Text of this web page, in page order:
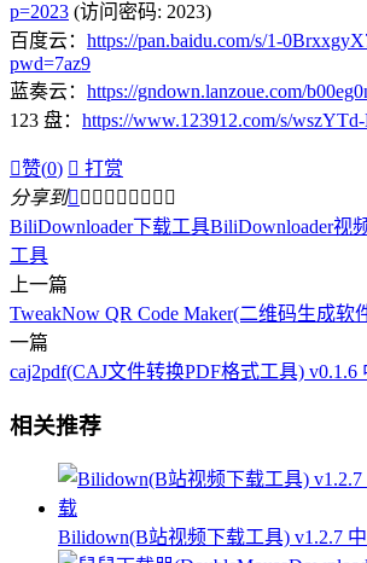
p=2023 (访问密码: 2023)
百度云： https://pan.baidu.com/s/1-
pwd=7az9
蓝奏云： https://gndown.lanzoue.com/
123 盘： https://www.123912.com/s/
赞(0)  打赏
分享到        
BiliDownloader下载工具BiliDownloader视
工具
上一篇
TweakNow QR Code Maker(二维码生成软
一篇
caj2pdf(CAJ文件转换PDF格式工具) v0.1.6
相关推荐
Bilidown(B站视频下载工具) v1.2.7